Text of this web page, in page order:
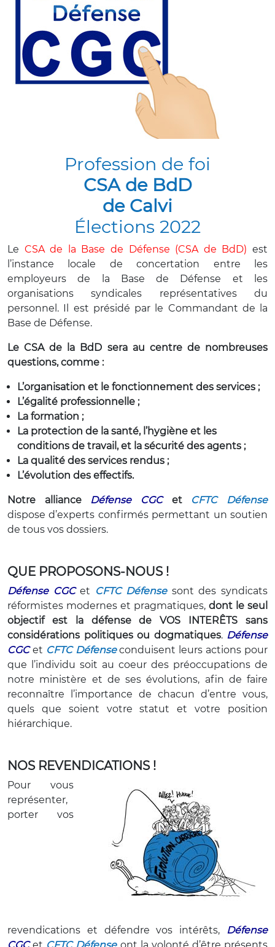
Profession de foi
CSA de BdD
de Calvi
Élections 2022
Le CSA de la Base de Défense (CSA de BdD) est
l’instance locale de concertation entre les
employeurs de la Base de Défense et les
organisations syndicales représentatives du
personnel. Il est présidé par le Commandant de la
Base de Défense.
Le CSA de la BdD sera au centre de nombreuses
questions, comme :
L’organisation et le fonctionnement des services ;
L’égalité professionnelle ;
La formation ;
La protection de la santé, l’hygiène et les
conditions de travail, et la sécurité des agents ;
La qualité des services rendus ;
L’évolution des effectifs.
Notre alliance Défense CGCet CFTC Défense
dispose d’experts confirmés permettant un soutien
de tous vos dossiers.
QUE PROPOSONS-NOUS !
Défense CGCet CFTC Défensesont des syndicats
réformistes modernes et pragmatiques, dont le seul
objectif est la défense de VOS INTERÊTS sans
considérations politiques ou dogmatiques. Défense
CGCet CFTC Défenseconduisent leurs actions pour
que l’individu soit au coeur des préoccupations de
notre ministère et de ses évolutions, afin de faire
reconnaître l’importance de chacun d’entre vous,
quels que soient votre statut et votre position
hiérarchique.
NOS REVENDICATIONS !
Pour vous
représenter,
porter vos
revendications et défendre vos intérêts, Défense